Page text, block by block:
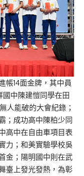
帳14面金牌，其中員
中陳建愷同學在田
人能破的大會紀錄；
；成功高中陳柏少同
高中在自由車項目表
力；和美實驗學校吳
金；陽明國中則在武
臺上發光發熱，為彰